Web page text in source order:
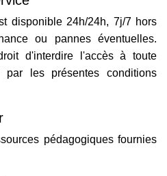
disponible 24h/24h, 7j/7 hors
ou pannes éventuelles.
d'interdire l'accès à toute
par les présentes conditions
pédagogiques fournies